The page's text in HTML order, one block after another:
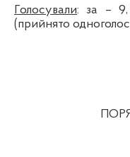
Голосували: за – 9,
(прийнято